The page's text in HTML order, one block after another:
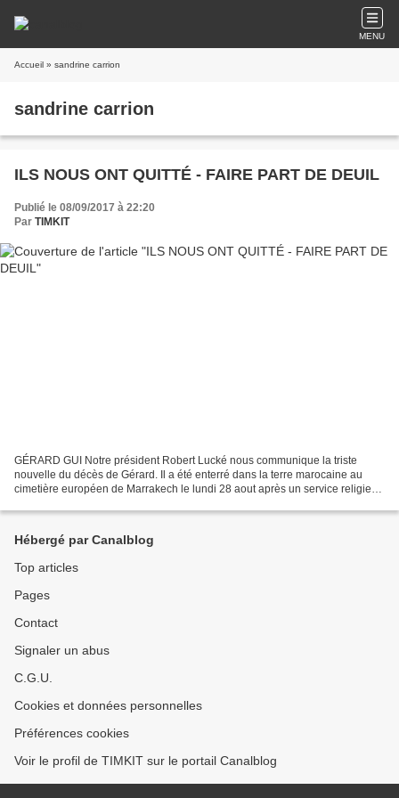
MENU
Accueil » sandrine carrion
sandrine carrion
ILS NOUS ONT QUITTÉ - FAIRE PART DE DEUIL
Publié le 08/09/2017 à 22:20
Par TIMKIT
GÉRARD GUI Notre président Robert Lucké nous communique la triste
nouvelle du décès de Gérard. Il a été enterré dans la terre marocaine au
cimetière européen de Marrakech le lundi 28 aout après un service religieux
Hébergé par Canalblog
Top articles
Pages
Contact
Signaler un abus
C.G.U.
Cookies et données personnelles
Préférences cookies
Voir le profil de TIMKIT sur le portail Canalblog